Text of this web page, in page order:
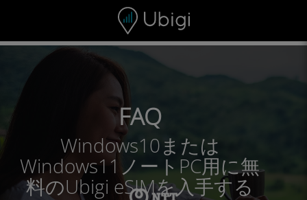
ナビゲーションバー
FAQ
Windows10または
Windows11ノートPC用に無
料のUbigi eSIMを入手する